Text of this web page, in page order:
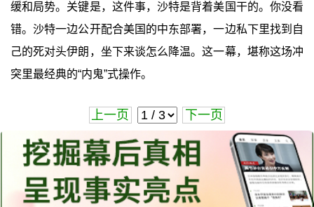
缓和局势。关键是，这件事，沙特是背着美国干的。你没看
错。沙特一边公开配合美国的中东部署，一边私下里找到自
己的死对头伊朗，坐下来谈怎么降温。这一幕，堪称这场冲
突里最经典的“内鬼”式操作。
上一页 下一页